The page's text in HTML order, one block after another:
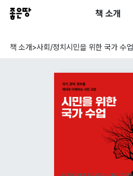
책 소개
책 소개>사회/정치 시민을 위한 국가 수업